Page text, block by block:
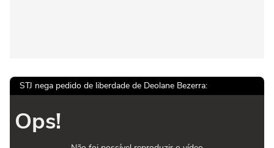
STJ nega pedido de liberdade de Deolane Bezerra:
Ops!